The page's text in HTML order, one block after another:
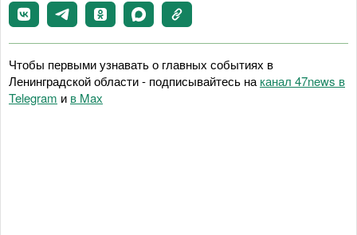
Чтобы первыми узнавать о главных событиях в
Ленинградской области - подписывайтесь на канал 47news в
Telegram и в Maх